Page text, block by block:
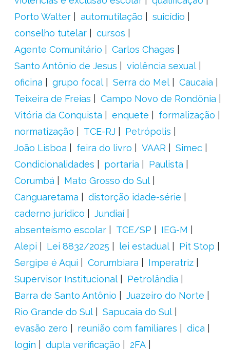
Porto Walter
automutilação
suicídio
conselho tutelar
cursos
Agente Comunitário
Carlos Chagas
Santo Antônio de Jesus
violência sexual
oficina
grupo focal Serra do Mel
Caucaia
Teixeira de Freias
Campo Novo de Rondônia
Vitória da Conquista
enquete
formalização
normatização
TCE-RJ
Petrópolis
João Lisboa
feira do livro VAAR
Simec
Condicionalidades
portaria
Paulista
Corumbá
Mato Grosso do Sul
Canguaretama
distorção idade-série
caderno jurídico
Jundiaí
absenteísmo escolar
TCE/SP
IEG-M
Alepi
Lei 8832/2025 lei estadual
Pit Stop
Sergipe é Aqui
Corumbiara
Imperatriz
Supervisor Institucional
Petrolândia
Barra de Santo Antônio
Juazeiro do Norte
Rio Grande do Sul
Sapucaia do Sul
evasão zero
reunião com familiares
dica
login
dupla verificação
2FA